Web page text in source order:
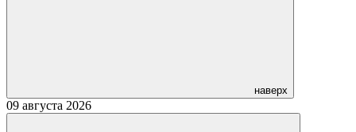
наверх
09 августа 2026